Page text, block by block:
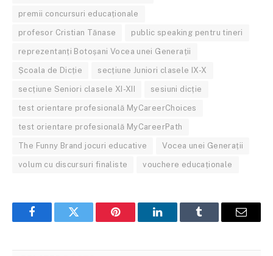
premii concursuri educaționale
profesor Cristian Tănase public speaking pentru tineri
reprezentanți Botoșani Vocea unei Generații
Școala de Dicție secțiune Juniori clasele IX-X
secțiune Seniori clasele XI-XII sesiuni dicție
test orientare profesională MyCareerChoices
test orientare profesională MyCareerPath
The Funny Brand jocuri educative Vocea unei Generații
volum cu discursuri finaliste vouchere educaționale
FacebookTwitter Pinterest LinkedInTumblr Email